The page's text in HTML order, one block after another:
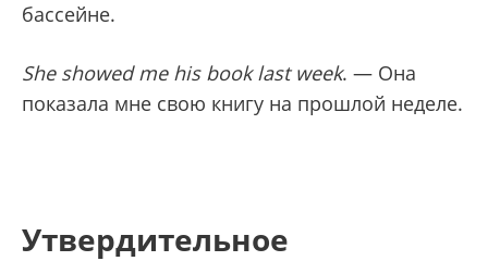
бассейне.
She showed me his book last week. — Она
показала мне свою книгу на прошлой неделе.
Утвердительное